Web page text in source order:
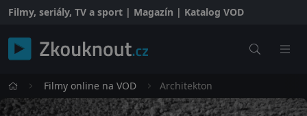
Filmy, seriály, TV a sport | Magazín | Katalog VOD
Filmy online na VOD Architekton